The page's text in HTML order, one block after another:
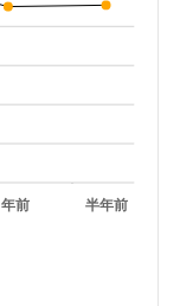
年前 半年前